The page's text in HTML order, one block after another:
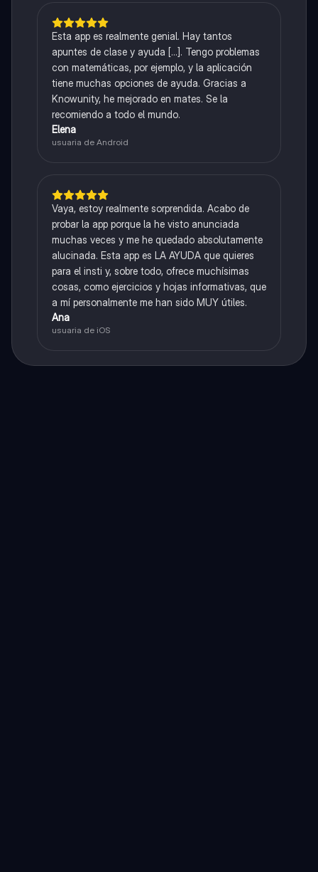
Esta app es realmente genial. Hay tantos
apuntes de clase y ayuda [...]. Tengo problemas
con matemáticas, por ejemplo, y la aplicación
tiene muchas opciones de ayuda. Gracias a
Knowunity, he mejorado en mates. Se la
recomiendo a todo el mundo.
Elena
usuaria de Android
Vaya, estoy realmente sorprendida. Acabo de
probar la app porque la he visto anunciada
muchas veces y me he quedado absolutamente
alucinada. Esta app es LA AYUDA que quieres
para el insti y, sobre todo, ofrece muchísimas
cosas, como ejercicios y hojas informativas, que
a mí personalmente me han sido MUY útiles.
Ana
usuaria de iOS